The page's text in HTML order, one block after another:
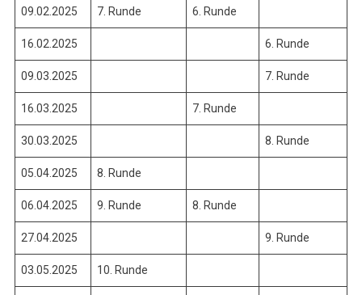
09.02.2025 7. Runde 6. Runde
16.02.2025 6. Runde
09.03.2025 7. Runde
16.03.2025 7. Runde
30.03.2025 8. Runde
05.04.2025 8. Runde
06.04.2025 9. Runde 8. Runde
27.04.2025 9. Runde
03.05.2025 10. Runde